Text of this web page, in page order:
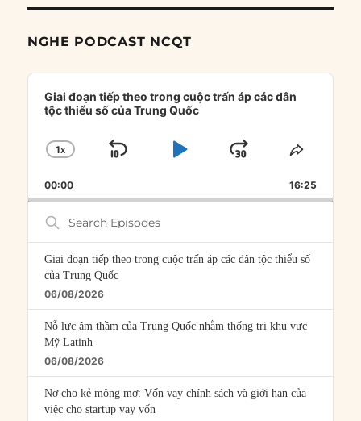
NGHE PODCAST NCQT
Audio
Player
Giai đoạn tiếp theo trong cuộc trấn áp các dân
tộc thiểu số của Trung Quốc
CHANGE
RATE
1X
SKIP
PLAYJUMP
FORWARD
SHARE
00:00 16:25
Search
Episodes
Giai đoạn tiếp theo trong cuộc trấn áp các dân tộc thiểu số
của Trung Quốc
06/08/2026
Nỗ lực âm thầm của Trung Quốc nhằm thống trị khu vực
Mỹ Latinh
06/08/2026
Nợ cho kẻ mộng mơ: Vốn vay chính sách và giới hạn của
việc cho startup vay vốn